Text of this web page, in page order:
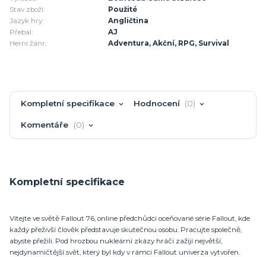
Stav zboží:
Použité
Jazyk hry:
Angličtina
Přebal:
AJ
Herní žánr:
Adventura, Akční, RPG, Survival
Kompletní specifikace Hodnocení 0
Komentáře 0
Kompletní specifikace
Vítejte ve světě Fallout 76, online předchůdci oceňované série Fallout, kde
každý přeživší člověk představuje skutečnou osobu. Pracujte společně,
abyste přežili. Pod hrozbou nukleární zkázy hráči zažijí největší,
nejdynamičtější svět, který byl kdy v rámci Fallout univerza vytvořen.